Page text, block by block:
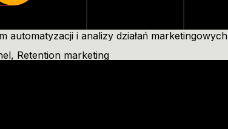
automatyzacji i analizy działań marketingowych
, Retention marketing